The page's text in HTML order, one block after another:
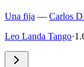
Una fija — Carlos
Leo Landa Tango·